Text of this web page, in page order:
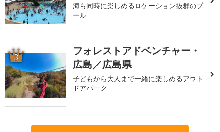
海も同時に楽しめるロケーション抜群のプ
ール
3
フォレストアドベンチャー・
広島／広島県
子どもから大人まで一緒に楽しめるアウト
ドアパーク